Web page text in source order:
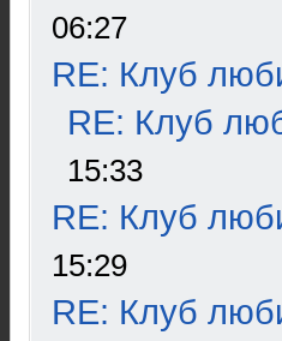
06:27
RE: Клуб
RE: Клуб
15:33
RE: Клуб
15:29
RE: Клуб